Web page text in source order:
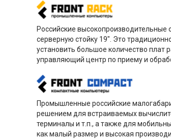
Российские высокопроизводительные
серверную стойку 19". Это
установить большое количество плат
управляющий центр по приему и
Промышленные российские
решением для встраиваемых
терминалы и т.п., а также для
как малый размер и высокая